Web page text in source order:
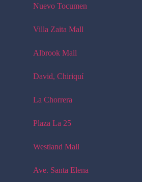
Nuevo Tocumen
Villa Zaita Mall
Albrook Mall
David, Chiriquí
La Chorrera
Plaza La 25
Westland Mall
Ave. Santa Elena